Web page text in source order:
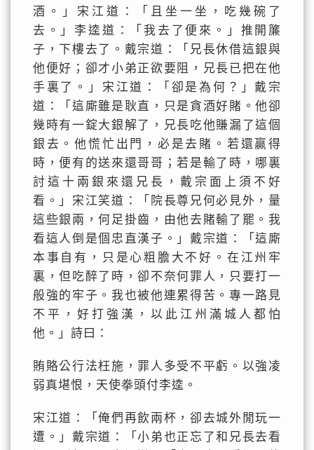
酒。」宋江道：「且坐一坐，吃幾碗了
去。」李逵道：「我去了便來。」推開簾
子，下樓去了。戴宗道：「兄長休借這銀與
他便好；卻才小弟正欲要阻，兄長已把在他
手裏了。」宋江道：「卻是為何？」戴宗
道：「這廝雖是耿直，只是貪酒好賭。他卻
幾時有一錠大銀解了，兄長吃他賺漏了這個
銀去。他慌忙出門，必是去賭。若還贏得
時，便有的送來還哥哥；若是輸了時，哪裏
討這十兩銀來還兄長，戴宗面上須不好
看。」宋江笑道：「院長尊兄何必見外，量
這些銀兩，何足掛齒，由他去賭輸了罷。我
看這人倒是個忠直漢子。」戴宗道：「這廝
本事自有，只是心粗膽大不好。在江州牢
裏，但吃醉了時，卻不奈何罪人，只要打一
般強的牢子。我也被他連累得苦。專一路見
不平，好打強漢，以此江州滿城人都怕
他。」詩曰：
賄賂公行法枉施，罪人多受不平虧。以強凌
弱真堪恨，天使拳頭付李逵。
宋江道：「俺們再飲兩杯，卻去城外閒玩一
遭。」戴宗道：「小弟也正忘了和兄長去看